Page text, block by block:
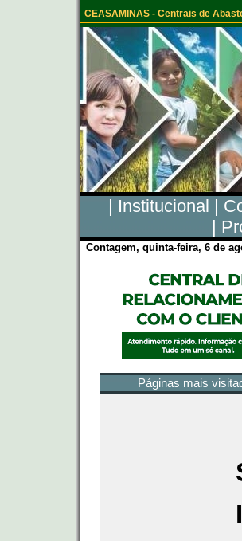
CEASAMINAS - Centrais de
| Institucional |
|
Contagem, quinta-feira, 6 de
Páginas mais